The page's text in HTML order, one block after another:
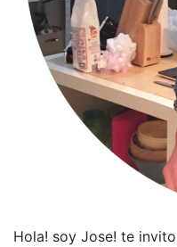
Hola! soy Jose! te